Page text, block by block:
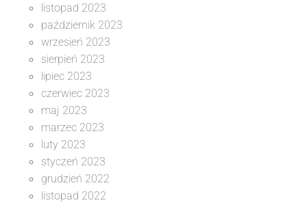
listopad 2023
październik 2023
wrzesień 2023
sierpień 2023
lipiec 2023
czerwiec 2023
maj 2023
marzec 2023
luty 2023
styczeń 2023
grudzień 2022
listopad 2022